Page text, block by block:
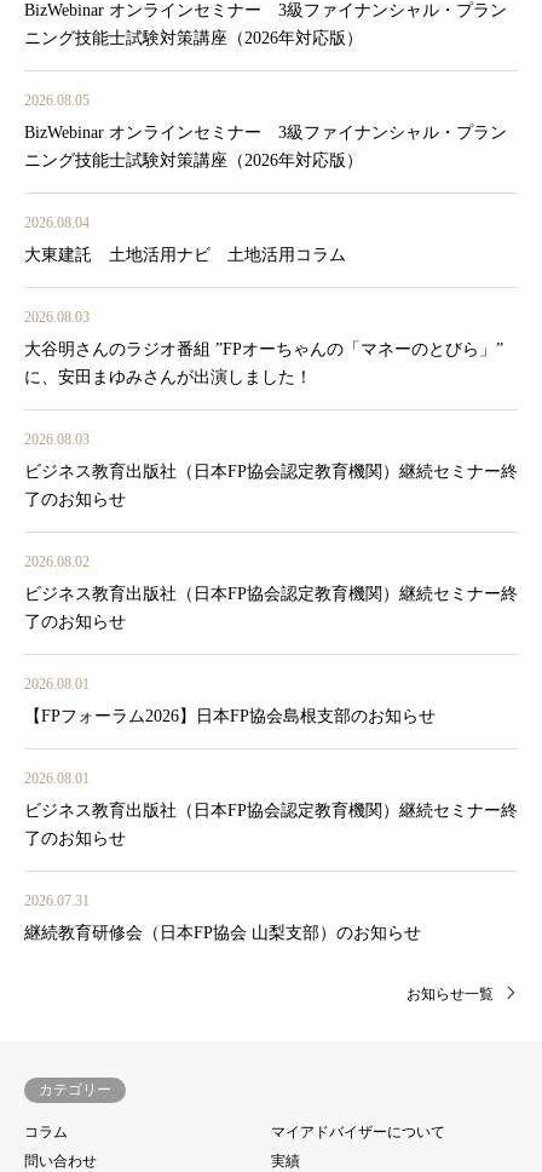
BizWebinar オンラインセミナー 3級ファイナンシャル・プラン
ニング技能士試験対策講座（2026年対応版）
2026.08.05
BizWebinar オンラインセミナー 3級ファイナンシャル・プラン
ニング技能士試験対策講座（2026年対応版）
2026.08.04
大東建託 土地活用ナビ 土地活用コラム
2026.08.03
大谷明さんのラジオ番組 ”FPオーちゃんの「マネーのとびら」”
に、安田まゆみさんが出演しました！
2026.08.03
ビジネス教育出版社（日本FP協会認定教育機関）継続セミナー終
了のお知らせ
2026.08.02
ビジネス教育出版社（日本FP協会認定教育機関）継続セミナー終
了のお知らせ
2026.08.01
【FPフォーラム2026】日本FP協会島根支部のお知らせ
2026.08.01
ビジネス教育出版社（日本FP協会認定教育機関）継続セミナー終
了のお知らせ
2026.07.31
継続教育研修会（日本FP協会 山梨支部）のお知らせ
お知らせ一覧
カテゴリー
コラム
マイアドバイザーについて
問い合わせ
実績